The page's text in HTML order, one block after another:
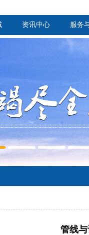
资讯中心 服务
管线